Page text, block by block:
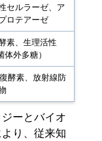
セルラーゼ、ア
ロテアーゼ
素、生理活性
体外多糖）
酵素、放射線防
ーとバイオ
り、従来知